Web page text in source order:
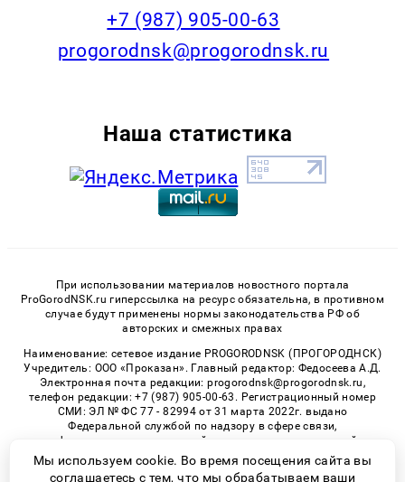
+7 (987) 905-00-63
progorodnsk@progorodnsk.ru
Наша статистика
При использовании материалов новостного портала
ProGorodNSK.ru гиперссылка на ресурс обязательна, в противном
случае будут применены нормы законодательства РФ об
авторских и смежных правах
Наименование: сетевое издание PROGORODNSK (ПРОГОРОДНСК)
Учредитель: ООО «Проказан». Главный редактор: Федосеева А.Д.
Электронная почта редакции: progorodnsk@progorodnsk.ru,
телефон редакции: +7 (987) 905-00-63. Регистрационный номер
СМИ: ЭЛ № ФС 77 - 82994 от 31 марта 2022г. выдано
Федеральной службой по надзору в сфере связи,
информационных технологий и массовых коммуникаций.
Возрастная категория сайта 16+.
Мы используем cookie. Во время посещения сайта вы
соглашаетесь с тем, что мы обрабатываем ваши